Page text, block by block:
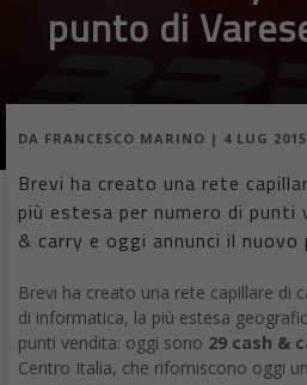
Brevi ha creato una rete
più estesa per numero di punti
Brevi ha creato una rete capillare di
punti vendita: oggi sono29 cash &
Centro Italia, che riforniscono oggi
circa1.000 operatori al giorno,8
Oggi il distributore è impegnato
ottimizzazione di questa rete, a
store di Varese, che si è trasferito
sede di Cassano Magnago(VA).